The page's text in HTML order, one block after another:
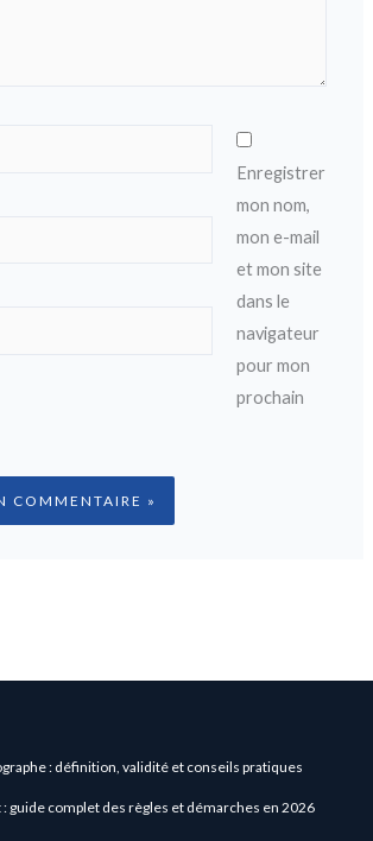
Enregistrer
mon nom,
mon e-mail
et mon site
dans le
navigateur
pour mon
prochain
: définition, validité et conseils pratiques
guide complet des règles et démarches en 2026